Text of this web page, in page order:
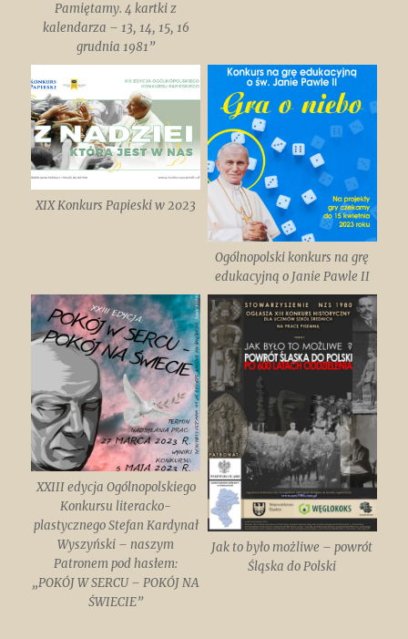
Pamiętamy. 4 kartki z
kalendarza – 13, 14, 15, 16
grudnia 1981”
XIX Konkurs Papieski w 2023
Ogólnopolski konkurs na grę
edukacyjną o Janie Pawle II
XXIII edycja Ogólnopolskiego
Konkursu literacko-
plastycznego Stefan Kardynał
Wyszyński – naszym
Patronem pod hasłem:
„POKÓJ W SERCU – POKÓJ NA
ŚWIECIE”
Jak to było możliwe – powrót
Śląska do Polski